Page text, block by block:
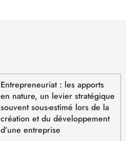
Entrepreneuriat : les apports
en nature, un levier stratégique
souvent sous-estimé lors de la
création et du développement
d’une entreprise